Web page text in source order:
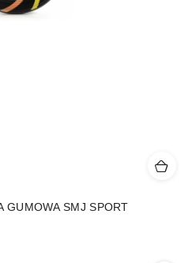
GUMOWA SMJ SPORT